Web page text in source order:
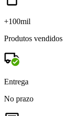
+100mil
Produtos vendidos
Entrega
No prazo